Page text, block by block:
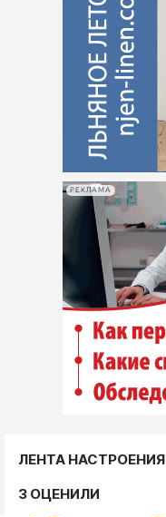
РЕКЛАМА
ЛЕНТА НАСТРОЕНИЯ
3 ОЦЕНИЛИ